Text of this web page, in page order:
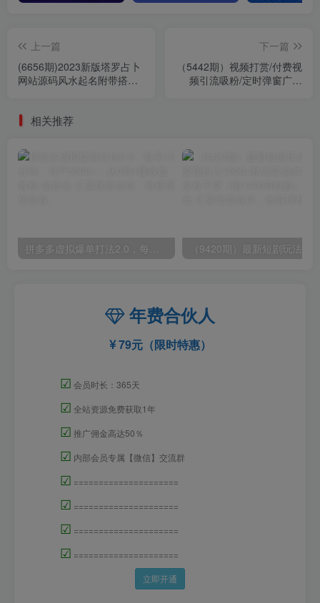
上一篇
(6656期)2023新版塔罗占卜
网站源码风水起名附带搭建
下一篇
（5442期）视频打赏/付费视
频引流吸粉/定时弹窗广告
相关推荐
年费合伙人
79元（限时特惠）
☑ 会员时长：365天
☑ 全站资源免费获取1年
☑ 推广佣金高达50％
☑ 内部会员专属【微信】交流群
☑ =====================
☑ =====================
☑ =====================
☑ =====================
立即开通